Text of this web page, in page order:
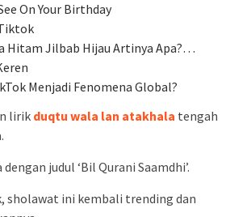
On Your Birthday
Hitam Jilbab Hijau Artinya Apa?…
Menjadi Fenomena Global?
lirik duqtu wala lan atakhala tengah
judul ‘Bil Qurani Saamdhi’.
sholawat ini kembali trending dan